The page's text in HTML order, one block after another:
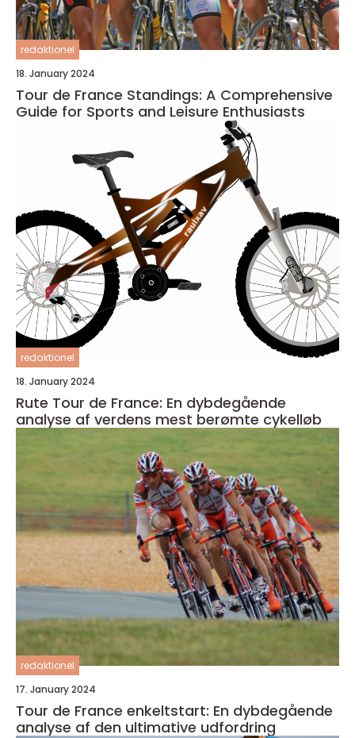
redaktionel
18. January 2024
Tour de France Standings: A Comprehensive
Guide for Sports and Leisure Enthusiasts
redaktionel
18. January 2024
Rute Tour de France: En dybdegående
analyse af verdens mest berømte cykelløb
redaktionel
17. January 2024
Tour de France enkeltstart: En dybdegående
analyse af den ultimative udfordring